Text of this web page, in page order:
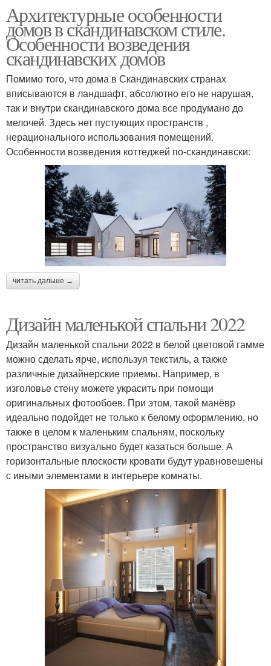
Архитектурные особенности
домов в скандинавском стиле.
Особенности возведения
скандинавских домов
Помимо того, что дома в Скандинавских странах
вписываются в ландшафт, абсолютно его не нарушая,
так и внутри скандинавского дома все продумано до
мелочей. Здесь нет пустующих пространств ,
нерационального использования помещений.
Особенности возведения коттеджей по-скандинавски:
читать дальше →
Дизайн маленькой спальни 2022
Дизайн маленькой спальни 2022 в белой цветовой гамме
можно сделать ярче, используя текстиль, а также
различные дизайнерские приемы. Например, в
изголовье стену можете украсить при помощи
оригинальных фотообоев. При этом, такой манёвр
идеально подойдет не только к белому оформлению, но
также в целом к маленьким спальням, поскольку
пространство визуально будет казаться больше. А
горизонтальные плоскости кровати будут уравновешены
с иными элементами в интерьере комнаты.